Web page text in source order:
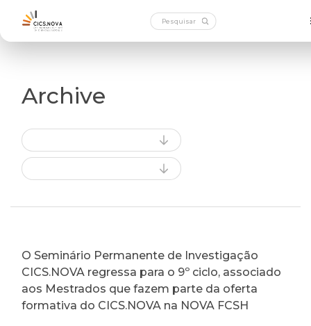
Archive
O Seminário Permanente de Investigação
CICS.NOVA regressa para o 9º ciclo, associado
aos Mestrados que fazem parte da oferta
formativa do CICS.NOVA na NOVA FCSH